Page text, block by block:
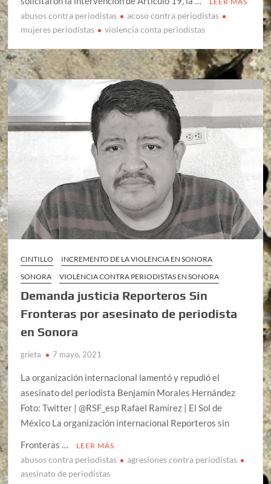
abusos contra periodistas
acoso contra periodistas
mujeres periodistas
violencia conta periodistas
CINTILLO
INCREMENTO DE LA VIOLENCIA EN SONORA
SONORA
VIOLENCIA CONTRA PERIODISTAS EN SONORA
Demanda justicia Reporteros Sin
Fronteras por asesinato de periodista
en Sonora
grieta 7 mayo, 2021
La organización internacional lamentó y repudió el
asesinato del periodista Benjamín Morales Hernández
Foto: Twitter | @RSF_esp Rafael Ramírez | El Sol de
México La organización internacional Reporteros sin
Fronteras …
LEER MÁS
abusos contra periodistas
agresiones contra periodistas
asesinato de periodistas